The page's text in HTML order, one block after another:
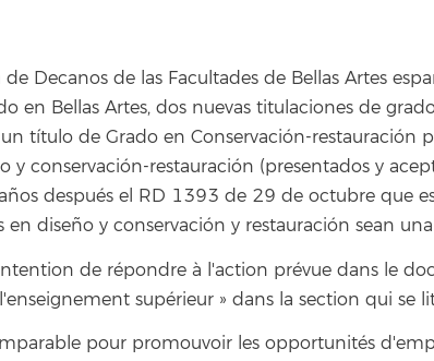
Decanos de las Facultades de Bellas Artes
Bellas Artes, dos nuevas titulaciones de
título de Grado en Conservación-restauración
y conservación-restauración (presentados y
después el RD 1393 de 29 de octubre que
diseño y conservación y restauración sean
de répondre à l'action prévue dans le
supérieur » dans la section qui se
pour promouvoir les opportunités